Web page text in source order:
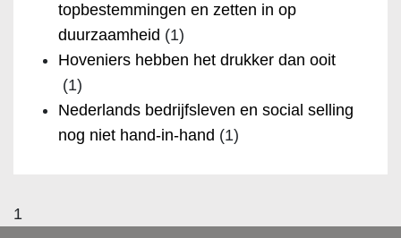
topbestemmingen en zetten in op
duurzaamheid (1)
Hoveniers hebben het drukker dan ooit
(1)
Nederlands bedrijfsleven en social selling
nog niet hand-in-hand (1)
1